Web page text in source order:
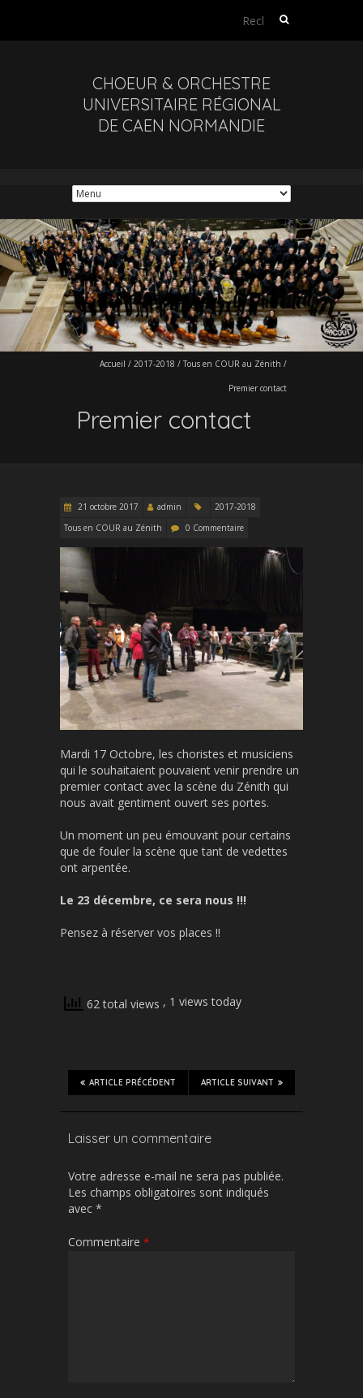
Rechercher :
CHOEUR & ORCHESTRE
UNIVERSITAIRE RÉGIONAL
DE CAEN NORMANDIE
Accueil / 2017-2018 / Tous en COUR au Zénith /
Premier contact
Premier contact
21 octobre 2017 admin
2017-2018
Tous en COUR au Zénith
0 Commentaire
Mardi 17 Octobre, les choristes et musiciens
qui le souhaitaient pouvaient venir prendre un
premier contact avec la scène du Zénith qui
nous avait gentiment ouvert ses portes.
Un moment un peu émouvant pour certains
que de fouler la scène que tant de vedettes
ont arpentée.
Le 23 décembre, ce sera nous !!!
Pensez à réserver vos places !!
62 total views , 1 views today
ARTICLE SUIVANT
ARTICLE PRÉCÉDENT
Laisser un commentaire
Votre adresse e-mail ne sera pas publiée.
Les champs obligatoires sont indiqués
avec *
Commentaire *